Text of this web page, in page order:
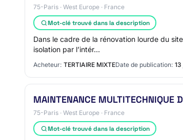
75-Paris · West Europe · France
Mot-clé trouvé dans la description
Dans le cadre de la rénovation lourde du
isolation par l’intér…
Acheteur: TERTIAIRE MIXTEDate de publication:
MAINTENANCE MULTITECHNIQUE
75-Paris · West Europe · France
Mot-clé trouvé dans la description